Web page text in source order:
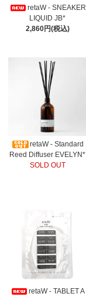
retaW - SNEAKER
LIQUID JB*
2,860円(税込)
retaW - Standard
Reed Diffuser EVELYN*
SOLD OUT
retaW - TABLET A